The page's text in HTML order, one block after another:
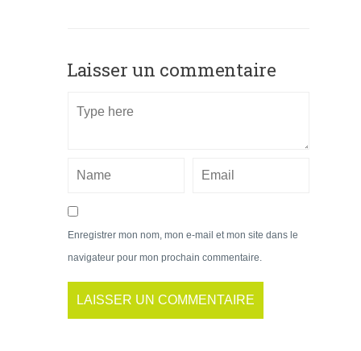
Laisser un commentaire
Enregistrer mon nom, mon e-mail et mon site dans le
navigateur pour mon prochain commentaire.